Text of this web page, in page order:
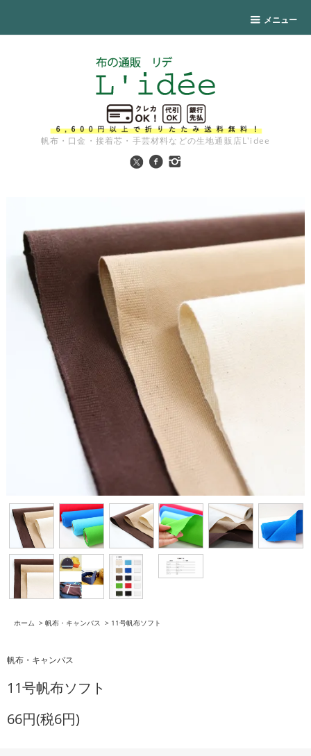
メニュー
帆布・口金・接着芯・手芸材料などの生地通販店L'idee
ホーム > 帆布・キャンバス > 11号帆布ソフト
帆布・キャンバス
11号帆布ソフト
66円(税6円)